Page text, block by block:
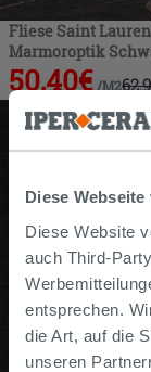
Diese
Diese Website
auch Third-
entsprechen.
die Art, auf die
unseren
Fliese Saint
Marmoroptik
50,40€ /M2